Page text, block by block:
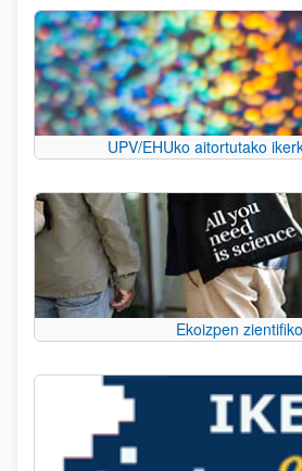
UPV/EHUko aitortutako
Ekoizpen